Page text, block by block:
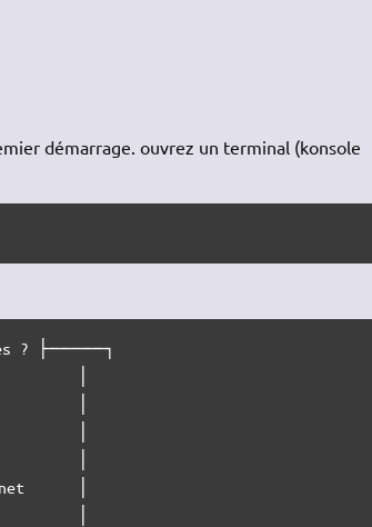
démarrage. ouvrez un terminal (konsole
? ├─────┐
│
│
│
│